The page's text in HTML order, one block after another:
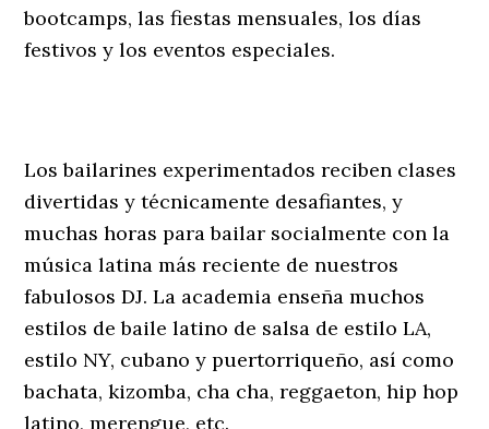
bootcamps, las fiestas mensuales, los días
festivos y los eventos especiales.
Los bailarines experimentados reciben clases
divertidas y técnicamente desafiantes, y
muchas horas para bailar socialmente con la
música latina más reciente de nuestros
fabulosos DJ. La academia enseña muchos
estilos de baile latino de salsa de estilo LA,
estilo NY, cubano y puertorriqueño, así como
bachata, kizomba, cha cha, reggaeton, hip hop
latino, merengue, etc.